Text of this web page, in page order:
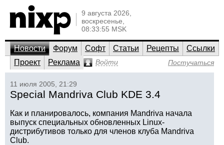
9 августа 2026,
воскресенье,
08:33:55 MSK
Новости Форум Софт Статьи Рецепты
Ссылки
Проект
Реклама Войти Постучаться
11 июля 2005, 21:29
Special Mandriva Club KDE 3.4
Как и планировалось, компания Mandriva начала
выпуск специальных обновленных Linux-
дистрибутивов только для членов клуба Mandriva
Club.